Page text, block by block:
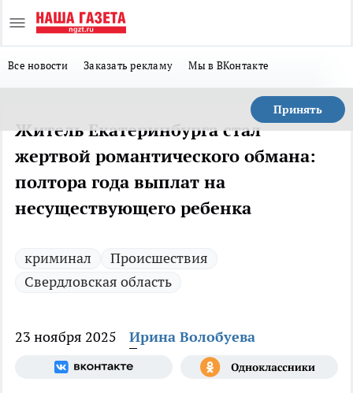
Все новости Заказать рекламу Мы в ВКонтакте
Принять
Житель Екатеринбурга стал
жертвой романтического обмана:
полтора года выплат на
несуществующего ребенка
криминал
Происшествия
Свердловская область
23 ноября 2025 Ирина Волобуева